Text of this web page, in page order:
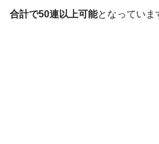
合計で50連以上可能となっていま